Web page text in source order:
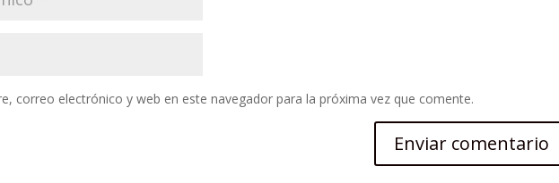
correo electrónico y web en este navegador para la próxima vez que comente.